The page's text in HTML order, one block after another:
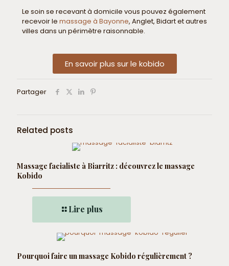
Le soin se recevant à domicile vous pouvez également
recevoir le massage à Bayonne, Anglet, Bidart et autres
villes dans un périmètre raisonnable.
En savoir plus sur le kobido
Partager
Related posts
Massage facialiste à Biarritz : découvrez le massage
Kobido
Lire plus
Pourquoi faire un massage Kobido régulièrement ?